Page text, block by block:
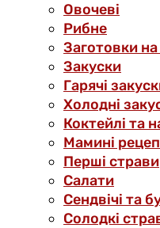
Овочеві
Рибне
Заготовки
Закуски
Гарячі
Холодні
Коктейлі та
Мамині
Перші страви
Салати
Сендвічі та
Солодкі